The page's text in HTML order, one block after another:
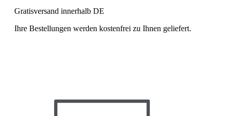
Gratisversand innerhalb DE
Ihre Bestellungen werden kostenfrei zu Ihnen geliefert.